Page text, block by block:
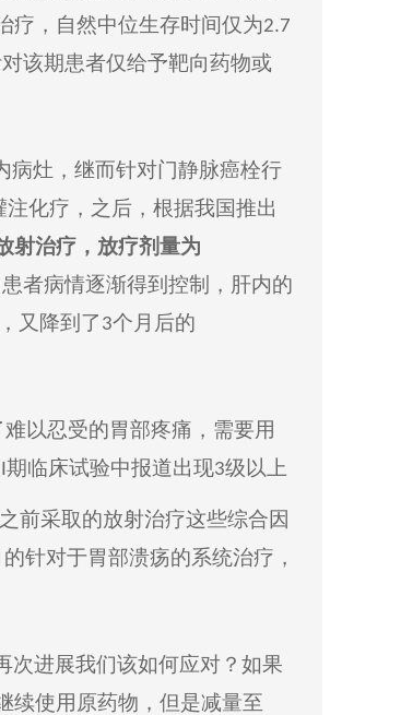
疗，自然中位生存时间仅为2.7
该期患者仅给予靶向药物或
病灶，继而针对门静脉癌栓行
化疗，之后， 根据我国推出
射治疗 ， 放疗剂量为
者病情逐渐得到控制，肝内的
，又降到 了 3个月 后的
难以忍受的胃部疼痛， 需要用
期临床试验中报道出现3级以上
前采取的放射治疗这些综合因
的针对于胃部溃疡的系统治疗，
次进展我们该如何应对 ？如果
续使用原药物， 但是减量至